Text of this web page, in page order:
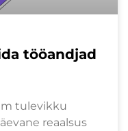
tööandjad
tulevikku
reaalsus